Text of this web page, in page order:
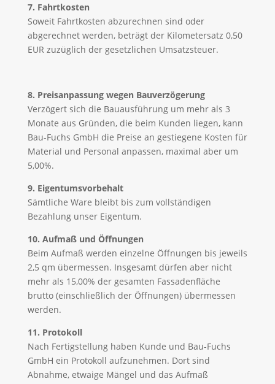
7. Fahrtkosten
Soweit Fahrtkosten abzurechnen sind oder
abgerechnet werden, beträgt der Kilometersatz 0,50
EUR zuzüglich der gesetzlichen Umsatzsteuer.
8. Preisanpassung wegen Bauverzögerung
Verzögert sich die Bauausführung um mehr als 3
Monate aus Gründen, die beim Kunden liegen, kann
Bau-Fuchs GmbH die Preise an gestiegene Kosten für
Material und Personal anpassen, maximal aber um
5,00%.
9. Eigentumsvorbehalt
Sämtliche Ware bleibt bis zum vollständigen
Bezahlung unser Eigentum.
10. Aufmaß und Öffnungen
Beim Aufmaß werden einzelne Öffnungen bis jeweils
2,5 qm übermessen. Insgesamt dürfen aber nicht
mehr als 15,00% der gesamten Fassadenfläche
brutto (einschließlich der Öffnungen) übermessen
werden.
11. Protokoll
Nach Fertigstellung haben Kunde und Bau-Fuchs
GmbH ein Protokoll aufzunehmen. Dort sind
Abnahme, etwaige Mängel und das Aufmaß